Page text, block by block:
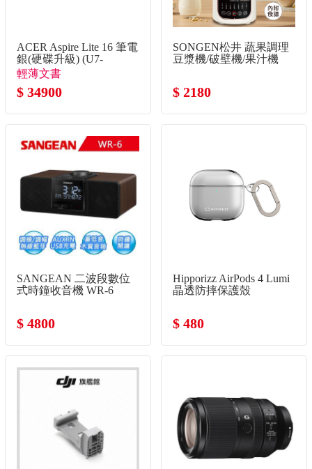
ACER Aspire Lite 16 筆電
銀(硬碟升級) (U7-
155H/16G/1TB SSD/W11)
輕薄文書
$ 34900
SONGEN松井 蔬果調理
豆漿機/破壁機/果汁機
$ 2180
SANGEAN 二波段數位
式時鐘收音機 WR-6
$ 4800
Hipporizz AirPods 4 Lumi
晶透防摔保護殼
$ 480